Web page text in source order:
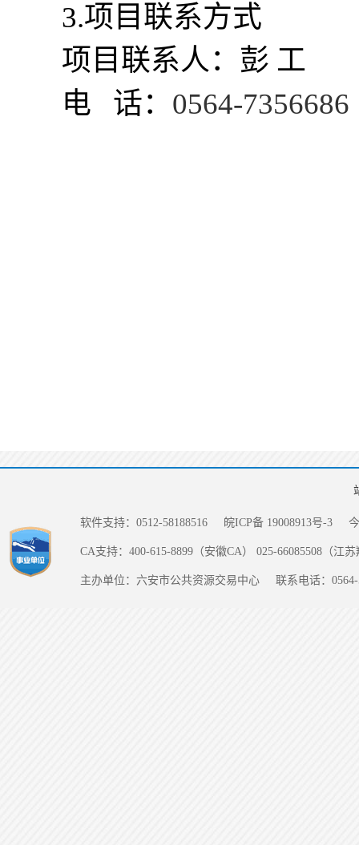
3.项目联系方式
项目联系人：彭 工
电
话： 0564-7356686
软件支持：0512-58188516 皖ICP备 19008913号-3
CA支持：400-615-8899（安徽CA） 025-66085508（江
主办单位：六安市公共资源交易中心 联系电话：0564-